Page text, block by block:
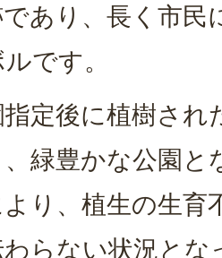
あり、長く市民
です。
指定後に植樹され
緑豊かな公園と
り、植生の生育
らない状況と